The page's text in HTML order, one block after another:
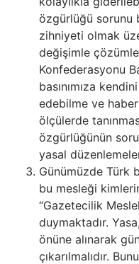
özgürlüğü sorunu
zihniyeti olmak
değişimle
Konfederasyonu
basınımıza
edebilme ve
ölçülerde
özgürlüğünün
yasal
Günümüzde Türk
bu mesleği
“Gazetecilik
duymaktadır.
önüne alınarak
çıkarılmalıdır.